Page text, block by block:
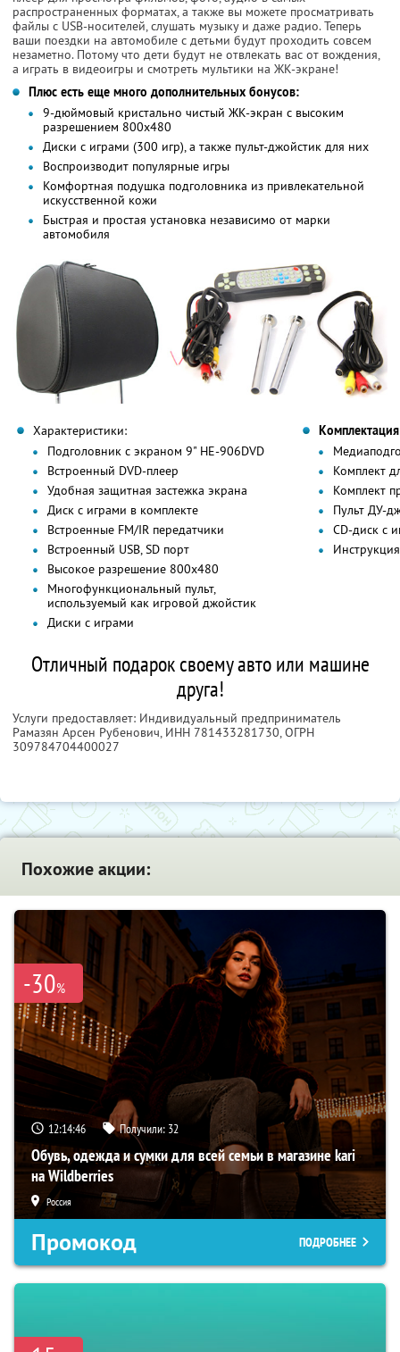
распространенных форматах, а также вы можете просматривать
файлы с USB-носителей, слушать музыку и даже радио. Теперь
ваши поездки на автомобиле с детьми будут проходить совсем
незаметно. Потому что дети будут не отвлекать вас от вождения,
а играть в видеоигры и смотреть мультики на ЖК-экране!
Плюс есть еще много дополнительных бонусов:
9-дюймовый кристально чистый ЖК-экран с высоким
разрешением 800x480
Диски с играми (300 игр), а также пульт-джойстик для них
Воспроизводит популярные игры
Комфортная подушка подголовника из привлекательной
искусственной кожи
Быстрая и простая установка независимо от марки
автомобиля
Характеристики:
Подголовник с экраном 9" HE-906DVD
Встроенный DVD-плеер
Удобная защитная застежка экрана
Диск с играми в комплекте
Встроенные FM/IR передатчики
Встроенный USB, SD порт
Высокое разрешение 800x480
Многофункциональный пульт,
используемый как игровой джойстик
Диски с играми
Комплект
Комплект
Пульт ДУ-
CD-диск с
Инструкция
Отличный подарок своему авто или машине
друга!
Услуги предоставляет: Индивидуальный предприниматель
Рамазян Арсен Рубенович, ИНН 781433281730, ОГРН
309784704400027
Похожие акции:
-30%
12:14:45 Получили: 32
Обувь, одежда и сумки для всей семьи в магазине kari
на Wildberries
Россия
Промокод ПОДРОБНЕЕ